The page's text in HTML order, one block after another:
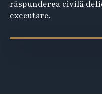
răspunderea civilă
executare.